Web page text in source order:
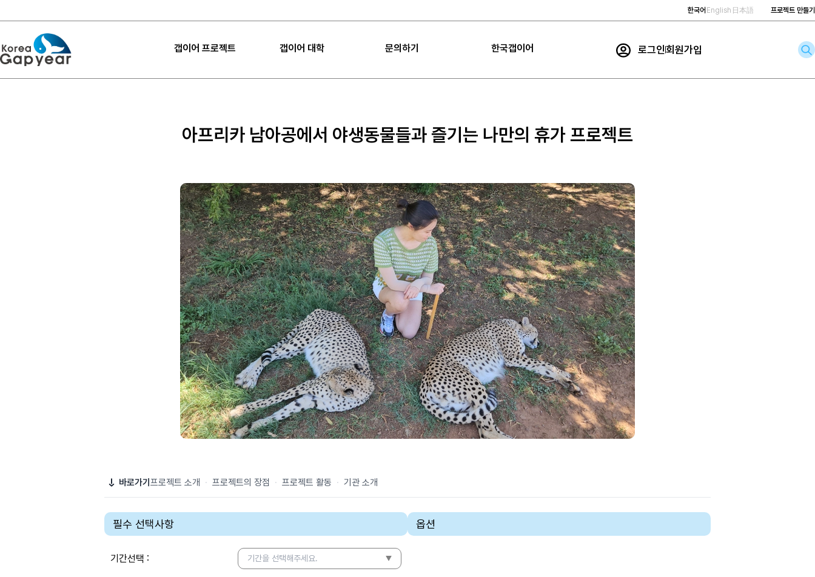
한국어 English 日本語 프로젝트 만들기
갭이어 프로젝트 갭이어 대학 문의하기 한국갭이어 로그인회원가입
Search
프로젝트 후기
내 프로젝트 찾기
갭이어 미션
갭이어 수업
공지사항
임팩트
아프리카 남아공에서 야생동물들과 즐기는 나만의 휴가 프로젝트
바로가기 프로젝트 소개 · 프로젝트의 장점 · 프로젝트 활동 · 기관 소개
필수 선택사항
기간선택 : 기간을 선택해주세요.
옵션